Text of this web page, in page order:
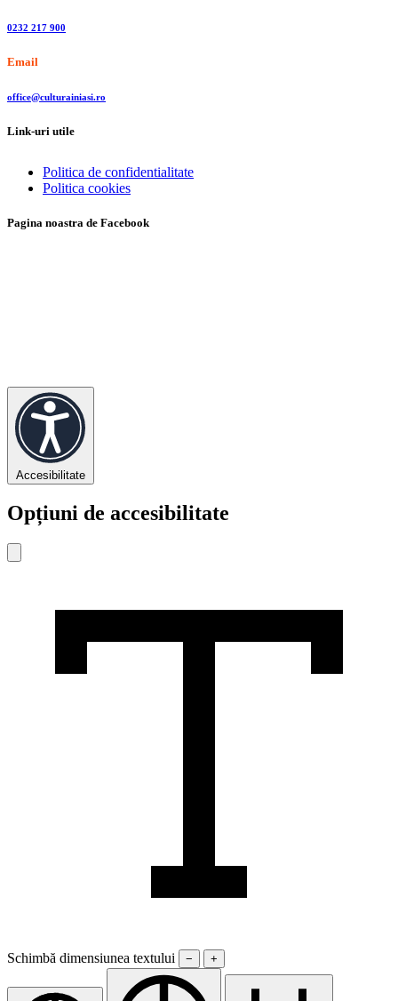
0232 217 900
Email
office@culturainiasi.ro
Link-uri utile
Politica de confidentialitate
Politica cookies
Pagina noastra de Facebook
Accesibilitate
Opțiuni de accesibilitate
Schimbă dimensiunea textului − +